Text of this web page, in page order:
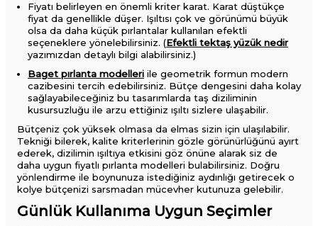
Fiyatı belirleyen en önemli kriter karat. Karat düştükçe
fiyat da genellikle düşer. Işıltısı çok ve görünümü büyük
olsa da daha küçük pırlantalar kullanılan efektli
seçeneklere yönelebilirsiniz. (Efektli tektaş yüzük nedir
yazımızdan detaylı bilgi alabilirsiniz.)
Baget pırlanta modelleri ile geometrik formun modern
cazibesini tercih edebilirsiniz. Bütçe dengesini daha kolay
sağlayabileceğiniz bu tasarımlarda taş diziliminin
kusursuzluğu ile arzu ettiğiniz ışıltı sizlere ulaşabilir.
Bütçeniz çok yüksek olmasa da elmas sizin için ulaşılabilir.
Tekniği bilerek, kalite kriterlerinin gözle görünürlüğünü ayırt
ederek, dizilimin ışıltıya etkisini göz önüne alarak siz de
daha uygun fiyatlı pırlanta modelleri bulabilirsiniz. Doğru
yönlendirme ile boynunuza istediğiniz aydınlığı getirecek o
kolye bütçenizi sarsmadan mücevher kutunuza gelebilir.
Günlük Kullanıma Uygun Seçimler